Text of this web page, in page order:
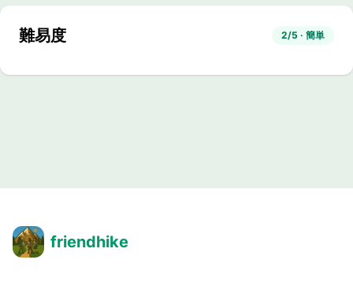
難易度 2/5 · 簡単
friendhike